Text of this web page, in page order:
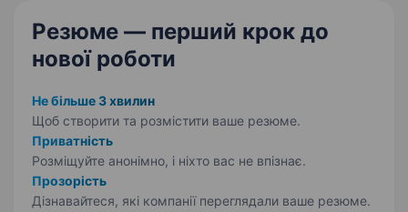
Резюме — перший крок до
нової роботи
Не більше 3 хвилин
Щоб створити та розмістити ваше резюме.
Приватність
Розміщуйте анонімно, і ніхто вас не впізнає.
Прозорість
Дізнавайтеся, які компанії переглядали ваше резюме.